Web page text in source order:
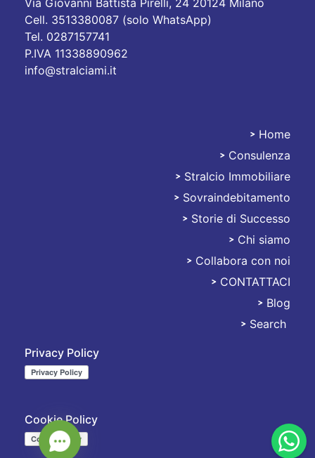
Cell. 3513380087 (solo WhatsApp)
Tel. 0287157741
P.IVA 11338890962
info@stralciami.it
Home
Consulenza
Stralcio Immobiliare
Sovraindebitamento
Storie di Successo
Chi siamo
Collabora con noi
CONTATTACI
Blog
Search
Privacy Policy
Cookie Policy